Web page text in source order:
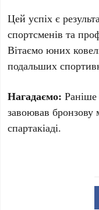
Цей успіх є
спортсменів та
Вітаємо юних
подальших
Нагадаємо:
завоював бронзову
спартакіаді.